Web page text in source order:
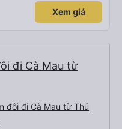
bảo chúng tôi đã sẵn sàng.
đều có gối và chăn, và đủ
Xem giá
đi Cà Mau từ
đôi đi Cà Mau từ Thủ